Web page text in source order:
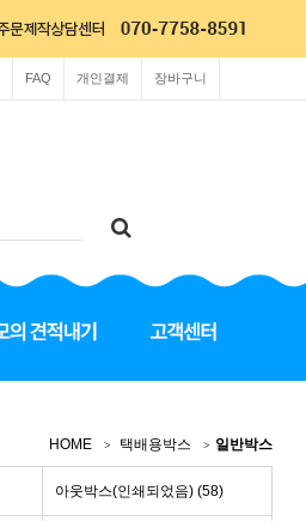
장바구니
개인결제
FAQ
HOME 택배용박스 일반박스
아웃박스(인쇄되었음) (58)